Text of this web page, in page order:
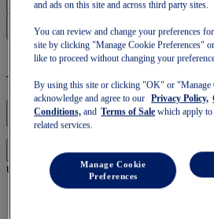
Twój koszyk jest pusty
Zaloguj się,
aby kontynuować z
utwórz nowy.
and ads on this site and across third party sites.
You can review and change your preferences
site by clicking "Manage Cookie Preferences"
like to proceed without changing your
By using this site or clicking "OK" or "Manage
acknowledge and agree to our
Privacy Policy,
Conditions, and Terms of Sale which apply to
related services.
Manage Cookie
Preferences